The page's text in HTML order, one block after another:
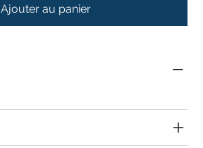
Ajouter au panier